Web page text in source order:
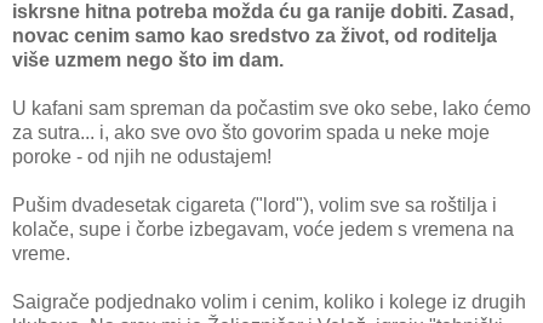
iskrsne hitna potreba možda ću ga ranije dobiti. Zasad,
novac cenim samo kao sredstvo za život, od roditelja
više uzmem nego što im dam.
U kafani sam spreman da počastim sve oko sebe, lako ćemo
za sutra... i, ako sve ovo što govorim spada u neke moje
poroke - od njih ne odustajem!
Pušim dvadesetak cigareta ("lord"), volim sve sa roštilja i
kolače, supe i čorbe izbegavam, voće jedem s vremena na
vreme.
Saigrače podjednako volim i cenim, koliko i kolege iz drugih